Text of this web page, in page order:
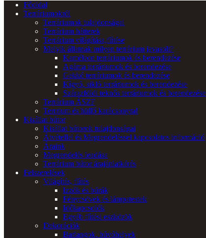
Főoldal
Terráriumokról
Terráriumok tulajdonságai
Terrárium hátterek
Terrárium világítása,fűtése
Melyik állatnak milyen terrárium javasolt?
Kaméleon terráriumok és berendezése
Agáma terráriumok és berendezése
Gekkó terráriumok és berendezése
Kígyó, sikló terráriumok és berendezése
Szárazföldi teknős terráriumok és berendezése
Terrárium ÁSZF
Terrrium és hüllő karácsonyra!
Kisállat bútor
Kisállat bútorok tulajdonságai
Átvétellel és Megrendeléssel kapcsolatos információ
Áraink
Megrendelés leadása
Terrárium bútor árajánlatkérés
Felszerelések
Világítás, fűtés
Izzók és búrák
Fénycsövek és lámpatestek
Időkapcsolók
Egyéb fűtési eszközök
Dekorációk
Barlangok, búvóhelyek